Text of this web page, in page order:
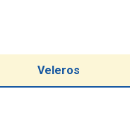
Veleros